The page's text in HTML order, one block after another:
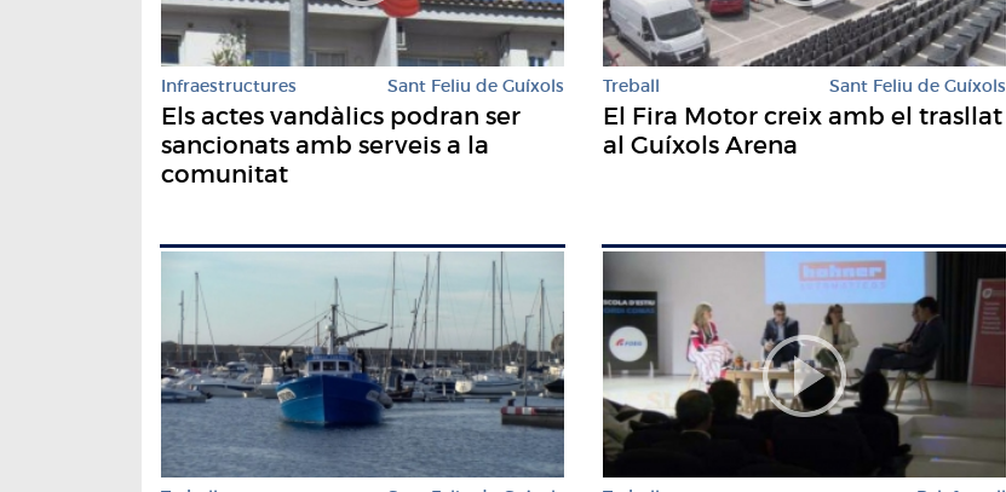
Infraestructures Sant Feliu de Guíxols
Els actes vandàlics podran ser
sancionats amb serveis a la
comunitat
Treball Sant Feliu de Guíxols
El Fira Motor creix amb el trasllat
al Guíxols Arena